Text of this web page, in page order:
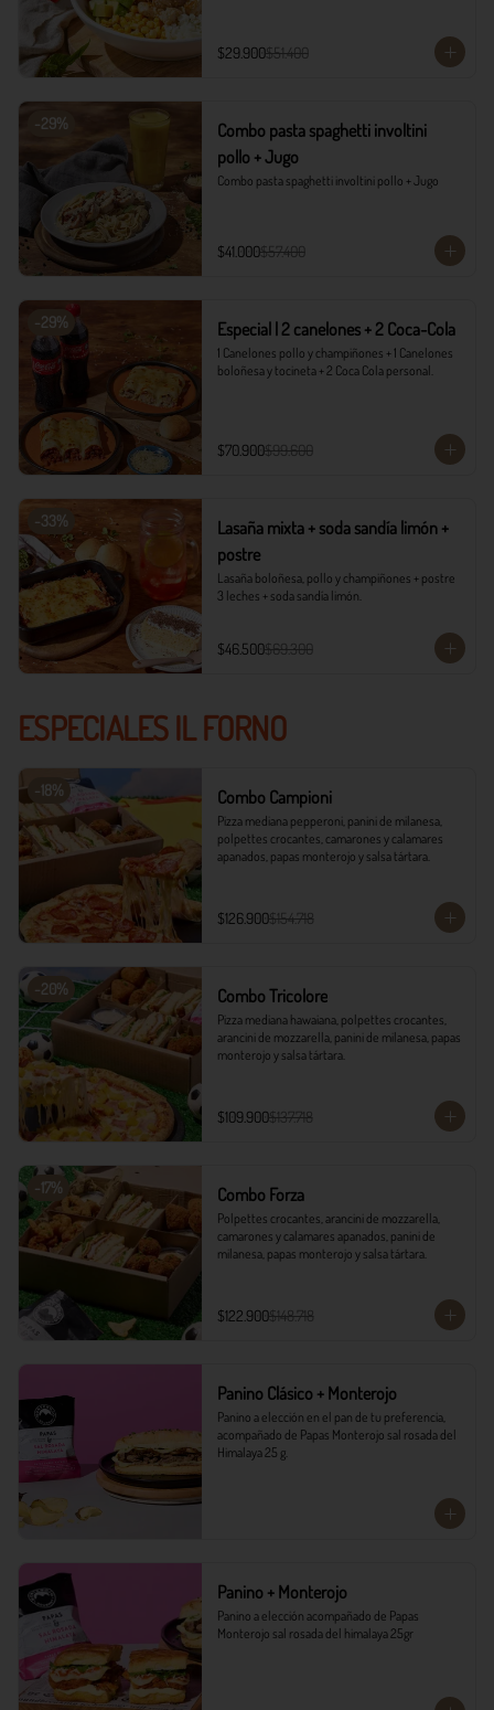
$29.900$51.400
-29%
Combo pasta spaghetti involtini
pollo + Jugo
Combo pasta spaghetti involtini pollo + Jugo
$41.000$57.400
-29% Especial | 2 canelones + 2 Coca-Cola
1 Canelones pollo y champiñones + 1 Canelones
boloñesa y tocineta + 2 Coca Cola personal.
$70.900$99.600
-33%
Lasaña mixta + soda sandía limón +
postre
Lasaña boloñesa, pollo y champiñones + postre
3 leches + soda sandía limón.
$46.500$69.300
ESPECIALES IL FORNO
-18% Combo Campioni
Pizza mediana pepperoni, panini de milanesa,
polpettes crocantes, camarones y calamares
apanados, papas monterojo y salsa tártara.
$126.900$154.718
-20% Combo Tricolore
Pizza mediana hawaiana, polpettes crocantes,
arancini de mozzarella, panini de milanesa, papas
monterojo y salsa tártara.
$109.900$137.718
-17% Combo Forza
Polpettes crocantes, arancini de mozzarella,
camarones y calamares apanados, panini de
milanesa, papas monterojo y salsa tártara.
$122.900$148.718
Panino Clásico + Monterojo
Panino a elección en el pan de tu preferencia,
acompañado de Papas Monterojo sal rosada del
Himalaya 25 g.
Panino + Monterojo
Panino a elección acompañado de Papas
Monterojo sal rosada del himalaya 25gr